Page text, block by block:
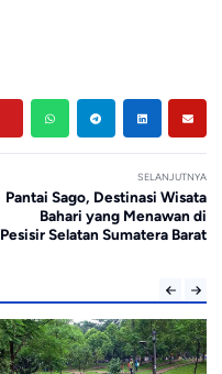
SELANJUTNYA
Pantai Sago, Destinasi Wisata
Bahari yang Menawan di
Pesisir Selatan Sumatera Barat